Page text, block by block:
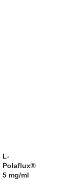
L-
Polaflux®
5 mg/ml